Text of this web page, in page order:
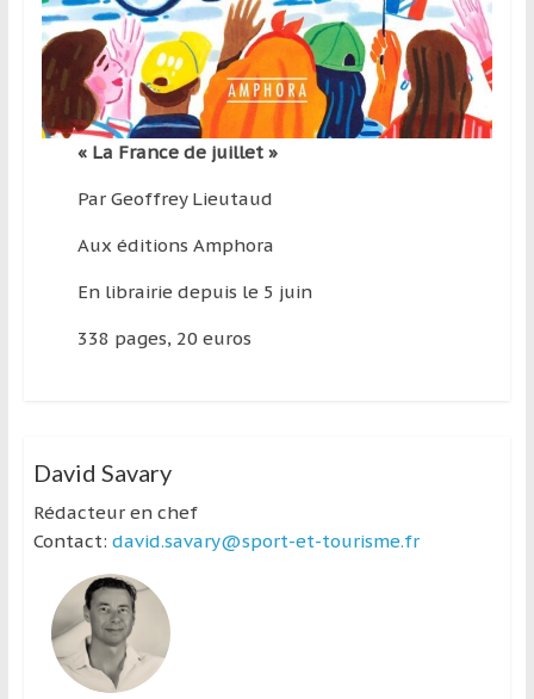
« La France de juillet »
Par Geoffrey Lieutaud
Aux éditions Amphora
En librairie depuis le 5 juin
338 pages, 20 euros
David Savary
Rédacteur en chef
Contact: david.savary@sport-et-tourisme.fr